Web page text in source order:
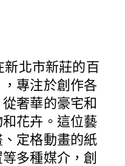
新北市新莊的百
專注於創作各
奢華的豪宅和
花卉。這位藝
定格動畫的紙
多種媒介，創